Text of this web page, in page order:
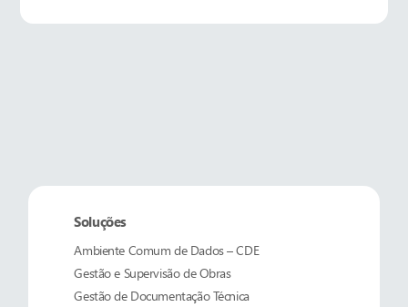
Soluções
Ambiente Comum de Dados – CDE
Gestão e Supervisão de Obras
Gestão de Documentação Técnica